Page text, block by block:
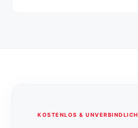
KOSTENLOS & UNVERBINDLICH